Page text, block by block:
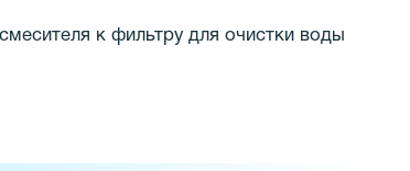
к фильтру для очистки воды